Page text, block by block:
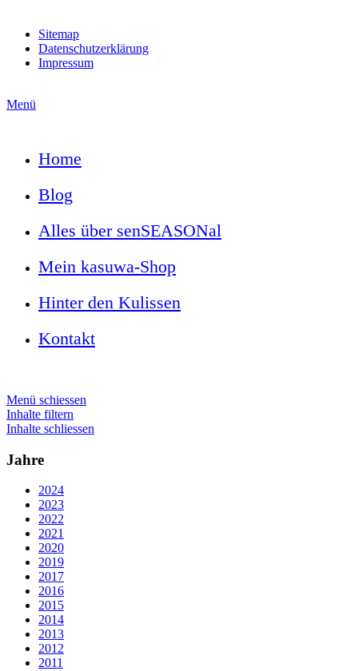
Sitemap
Datenschutzerklärung
Impressum
Menü
Home
Blog
Alles über senSEASONal
Mein kasuwa-Shop
Hinter den Kulissen
Kontakt
Menü schiessen
Inhalte filtern
Inhalte schliessen
Jahre
2024
2023
2022
2021
2020
2019
2017
2016
2015
2014
2013
2012
2011